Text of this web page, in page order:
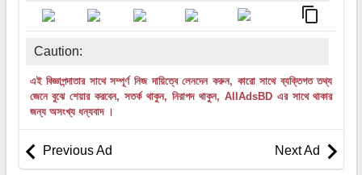
content_copy
Caution:
এই বিজ্ঞাপন্দাতার সাথে সম্পূর্ণ নিজ দায়িত্বে লেনদেন করুন, কারো সাথে ব্যক্তিগত তথ্য
জেনে বুঝে শেয়ার করবেন, সতর্ক থাকুন, নিরাপদ থাকুন, AllAdsBD এর সাথে থাকার
জন্য অসংখ্য ধন্যবাদ ।
Previous Ad Next Ad